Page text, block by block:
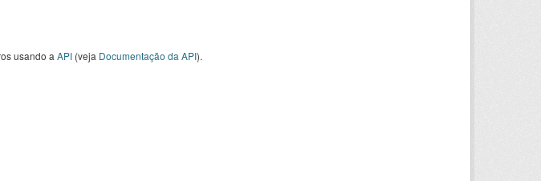
usando a API (veja Documentação da API).